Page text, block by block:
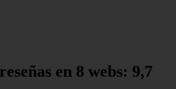
en 8 webs: 9,7